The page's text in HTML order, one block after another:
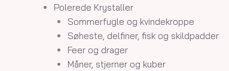
Polerede Krystaller
Sommerfugle og kvindekroppe
Søheste, delfiner, fisk og skildpadder
Feer og drager
Måner, stjerner og kuber